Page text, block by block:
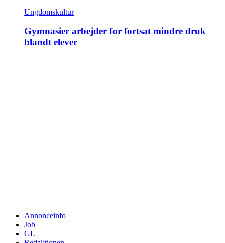
Ungdomskultur
Gymnasier arbejder for fortsat mindre druk
blandt elever
Annonceinfo
Job
GL